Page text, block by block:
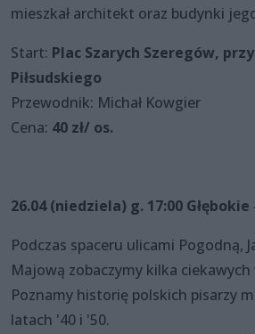
mieszkał architekt oraz budynki
Start: Plac Szarych Szeregów,
Piłsudskiego
Przewodnik: Michał Kowgier
Cena: 40 zł/ os.
26.04 (niedziela) g. 17:00
Podczas spaceru ulicami Pogodną,
Majową zobaczymy kilka
Poznamy historię polskich pisarzy
latach '40 i '50.